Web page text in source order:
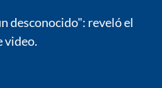
desconocido": reveló el
video.